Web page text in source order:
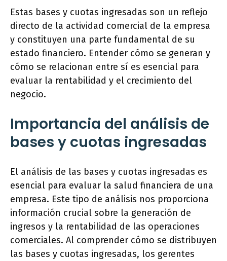
Estas bases y cuotas ingresadas son un reflejo
directo de la actividad comercial de la empresa
y constituyen una parte fundamental de su
estado financiero. Entender cómo se generan y
cómo se relacionan entre sí es esencial para
evaluar la rentabilidad y el crecimiento del
negocio.
Importancia del análisis de
bases y cuotas ingresadas
El análisis de las bases y cuotas ingresadas es
esencial para evaluar la salud financiera de una
empresa. Este tipo de análisis nos proporciona
información crucial sobre la generación de
ingresos y la rentabilidad de las operaciones
comerciales. Al comprender cómo se distribuyen
las bases y cuotas ingresadas, los gerentes